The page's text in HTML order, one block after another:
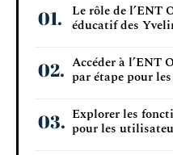
Le rôle de l’ENT
éducatif des
Accéder à l’ENT
par étape pour
Explorer les
pour les